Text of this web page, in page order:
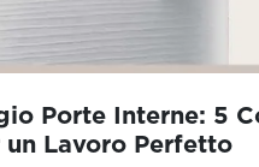
Porte Interne: 5
Lavoro Perfetto